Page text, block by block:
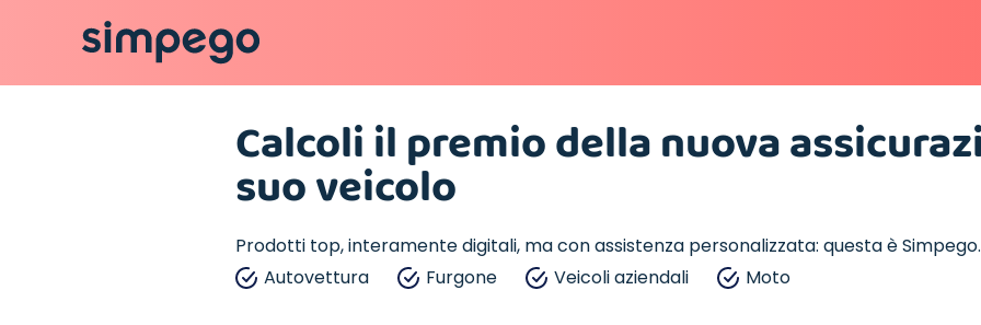
Calcoli il premio della nuova
suo veicolo
Prodotti top, interamente digitali, ma con assistenza personalizzata: questa è Simpego.
Autovettura
Furgone Veicoli aziendali Moto